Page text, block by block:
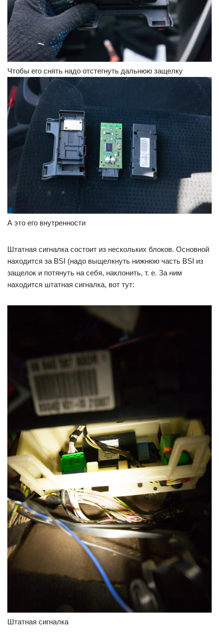
Чтобы его снять надо отстегнуть дальнюю защелку
А это его внутренности
Штатная сигналка состоит из нескольких блоков. Основной
находится за BSI (надо выщелкнуть нижнюю часть BSI из
защелок и потянуть на себя, наклонить, т. е. За ним
находится штатная сигналка, вот тут:
Штатная сигналка